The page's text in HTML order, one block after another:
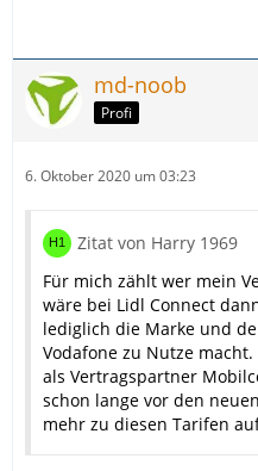
md-noob
Profi
6. Oktober 2020 um 03:23
Zitat von Harry 1969
Für mich zählt wer mein
wäre bei Lidl Connect
lediglich die Marke und
Vodafone zu Nutze
als Vertragspartner
schon lange vor den
mehr zu diesen Tarifen